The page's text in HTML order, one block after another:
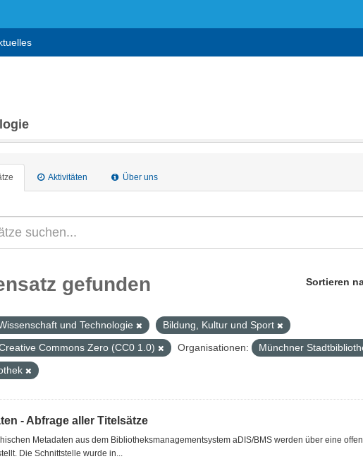
Aktivitäten Über uns
Sortieren
gefunden
und Technologie
Bildung, Kultur und Sport
Commons Zero (CC0 1.0) Organisationen: Münchner
- Abfrage aller Titelsätze
Metadaten aus dem Bibliotheksmanagementsystem aDIS/BMS werden über eine
Die Schnittstelle wurde in...